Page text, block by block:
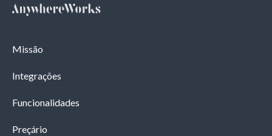
Missão
Integrações
Funcionalidades
Preçário